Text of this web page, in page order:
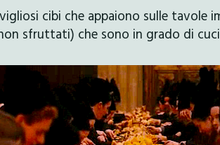
cibi che appaiono sulle
sfruttati) che sono in grado di